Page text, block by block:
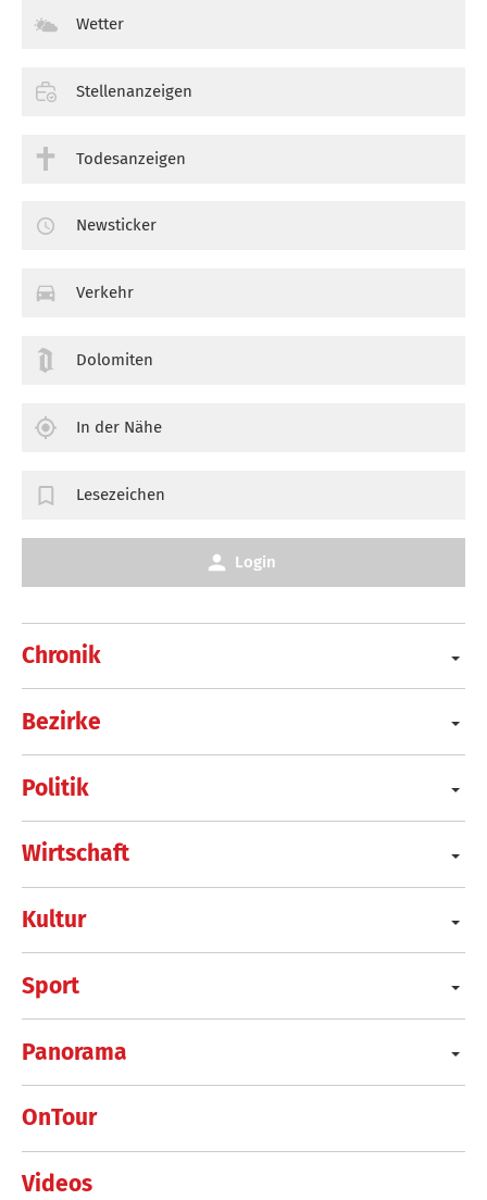
Chronik
Bezirke
Politik
Wirtschaft
Kultur
Sport
Panorama
OnTour
Videos
Wetter
Stellenanzeigen
Todesanzeigen
Newsticker
Verkehr
Dolomiten
In der Nähe
Lesezeichen
Login